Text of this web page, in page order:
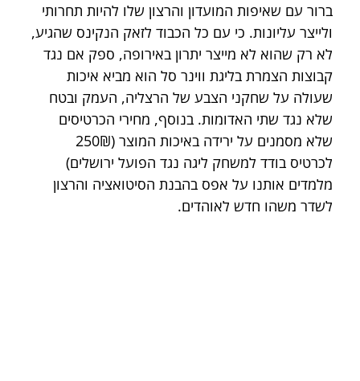
ברור עם שאיפות המועדון והרצון שלו להיות תחרותי
ולייצר עליונות. כי עם כל הכבוד לזאק הנקינס שהגיע,
לא רק שהוא לא מייצר יתרון באירופה, ספק אם נגד
קבוצות הצמרת בליגת ווינר סל הוא מביא איכות
שעולה על שחקני הצבע של הרצליה, העמק ובטח
שלא נגד שתי האדומות. בנוסף, מחירי הכרטיסים
שלא מסמנים על ירידה באיכות המוצר (250₪
לכרטיס בודד למשחק ליגה נגד הפועל ירושלים)
מלמדים אותנו על אפס בהבנת הסיטואציה והרצון
לשדר משהו חדש לאוהדים.